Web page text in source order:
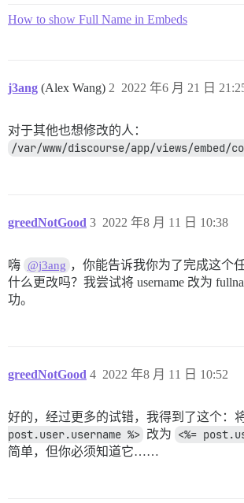
How to show Full Name in Embeds
j3ang (Alex Wang) 2022 年6 月 21 日
2
对于其他也想修改的人：
/var/www/discourse/app/views/embed/
greedNotGood 2022 年8 月 11 日 10:38
3
嗨 @j3ang ，你能告诉我你为了完成这个
什么更改吗？我尝试将 username 改为
功。
greedNotGood 2022 年8 月 11 日 10:52
4
好的，经过更多的试错，我得到了这个：
post.user.username %> 改为 <%=
简单，但你必须知道它……